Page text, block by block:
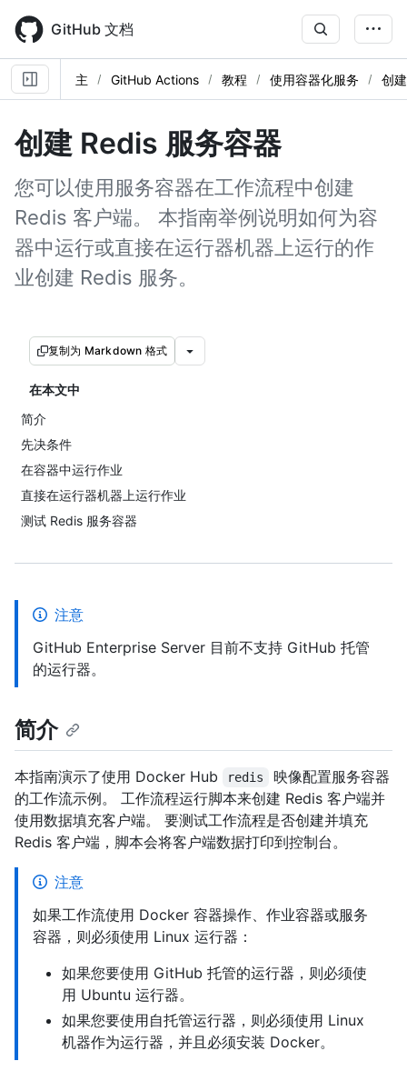
main
content
GitHub 文档
主 GitHub Actions 教程 使用容器化服务 创
创建 Redis 服务容器
您可以使用服务容器在工作流程中创建
Redis 客户端。 本指南举例说明如何为容
器中运行或直接在运行器机器上运行的作
业创建 Redis 服务。
复制为 Markdown 格式
在本文中
简介
先决条件
在容器中运行作业
直接在运行器机器上运行作业
测试 Redis 服务容器
注意
GitHub Enterprise Server 目前不支持 GitHub 托管
的运行器。
简介
本指南演示了使用 Docker Hub redis
映像配置服务容器
的工作流示例。 工作流程运行脚本来创建 Redis 客户端并
使用数据填充客户端。 要测试工作流程是否创建并填充
Redis 客户端，脚本会将客户端数据打印到控制台。
注意
如果工作流使用 Docker 容器操作、作业容器或服务
容器，则必须使用 Linux 运行器：
如果您要使用 GitHub 托管的运行器，则必须使
用 Ubuntu 运行器。
如果您要使用自托管运行器，则必须使用 Linux
机器作为运行器，并且必须安装 Docker。